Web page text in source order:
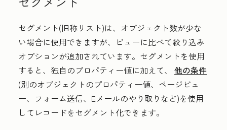
セグメント(旧称リスト)は、オブジェクト数が少な
い場合に使用できますが、ビューに比べて絞り込み
オプションが追加されています。セグメントを使用
すると、独自のプロパティー値に加えて、 他の条件
(別のオブジェクトのプロパティー値、ページビュ
ー、フォーム送信、Eメールのやり取りなど)を使用
してレコードをセグメント化できます。